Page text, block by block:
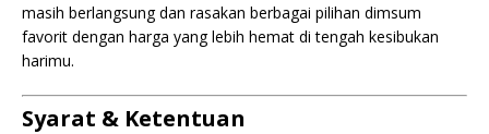
masih berlangsung dan rasakan berbagai pilihan dimsum
favorit dengan harga yang lebih hemat di tengah kesibukan
harimu.
Syarat & Ketentuan